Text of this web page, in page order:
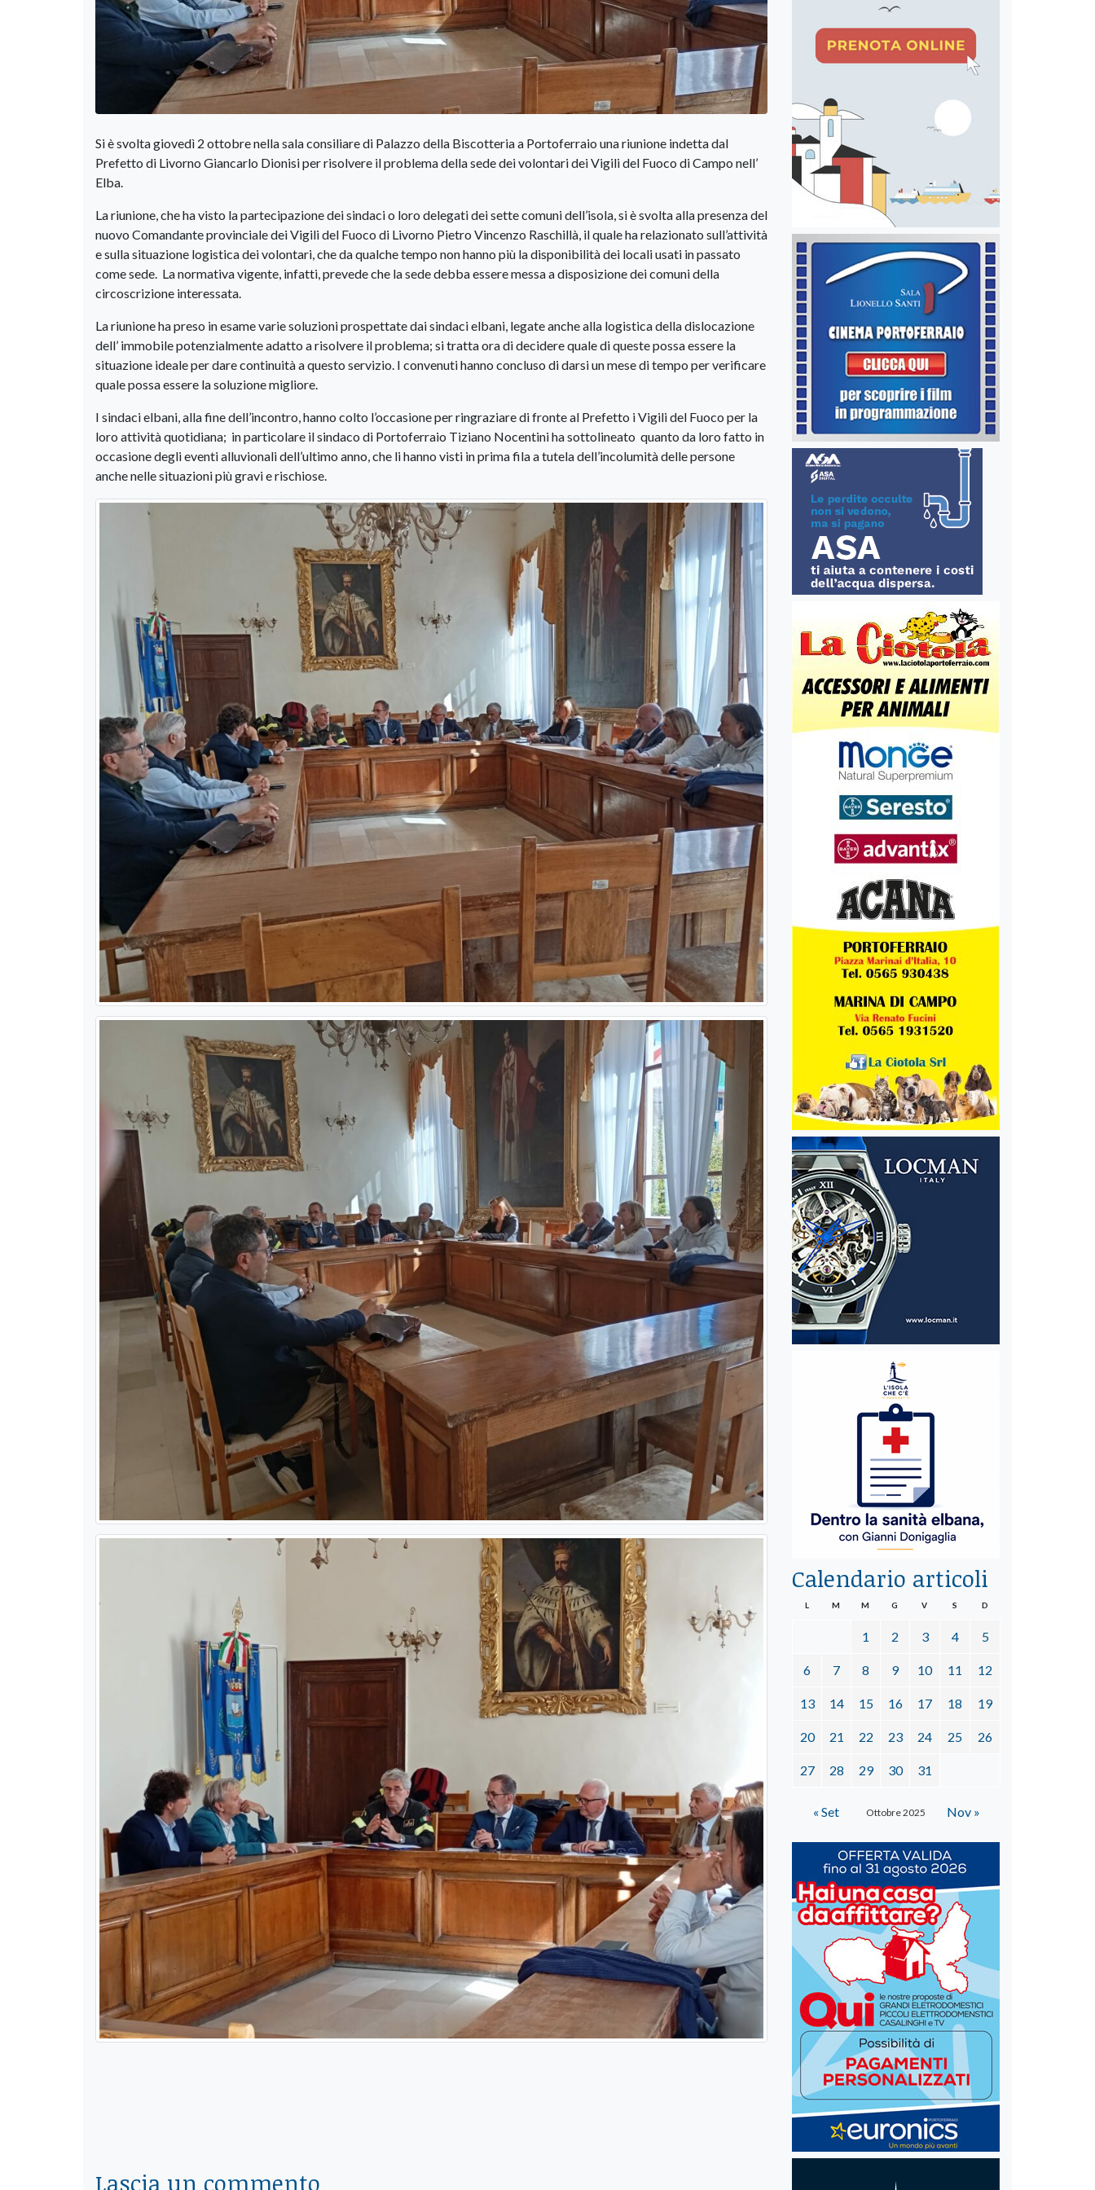
Si è svolta giovedì 2 ottobre nella sala consiliare di Palazzo della Biscotteria a Portoferraio una riunione indetta dal
Prefetto di Livorno Giancarlo Dionisi per risolvere il problema della sede dei volontari dei Vigili del Fuoco di Campo nell’
Elba.
La riunione, che ha visto la partecipazione dei sindaci o loro delegati dei sette comuni dell’isola, si è svolta alla presenza del
nuovo Comandante provinciale dei Vigili del Fuoco di Livorno Pietro Vincenzo Raschillà, il quale ha relazionato sull’attività
e sulla situazione logistica dei volontari, che da qualche tempo non hanno più la disponibilità dei locali usati in passato
come sede. La normativa vigente, infatti, prevede che la sede debba essere messa a disposizione dei comuni della
circoscrizione interessata.
La riunione ha preso in esame varie soluzioni prospettate dai sindaci elbani, legate anche alla logistica della dislocazione
dell’ immobile potenzialmente adatto a risolvere il problema; si tratta ora di decidere quale di queste possa essere la
situazione ideale per dare continuità a questo servizio. I convenuti hanno concluso di darsi un mese di tempo per verificare
quale possa essere la soluzione migliore.
I sindaci elbani, alla fine dell’incontro, hanno colto l’occasione per ringraziare di fronte al Prefetto i Vigili del Fuoco per la
loro attività quotidiana; in particolare il sindaco di Portoferraio Tiziano Nocentini ha sottolineato quanto da loro fatto in
occasione degli eventi alluvionali dell’ultimo anno, che li hanno visti in prima fila a tutela dell’incolumità delle persone
anche nelle situazioni più gravi e rischiose.
Lascia un commento
Calendario articoli
Ottobre 2025
L M M G V S D
1 2 3 4 5
6 7 8 9 10 11 12
13 14 15 16 17 18 19
20 21 22 23 24 25 26
27 28 29 30 31
« Set Nov »